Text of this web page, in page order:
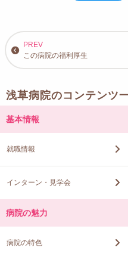
この病院の福利厚生
浅草病院のコンテンツ
基本情報
就職情報
インターン・見学会
病院の魅力
病院の特色